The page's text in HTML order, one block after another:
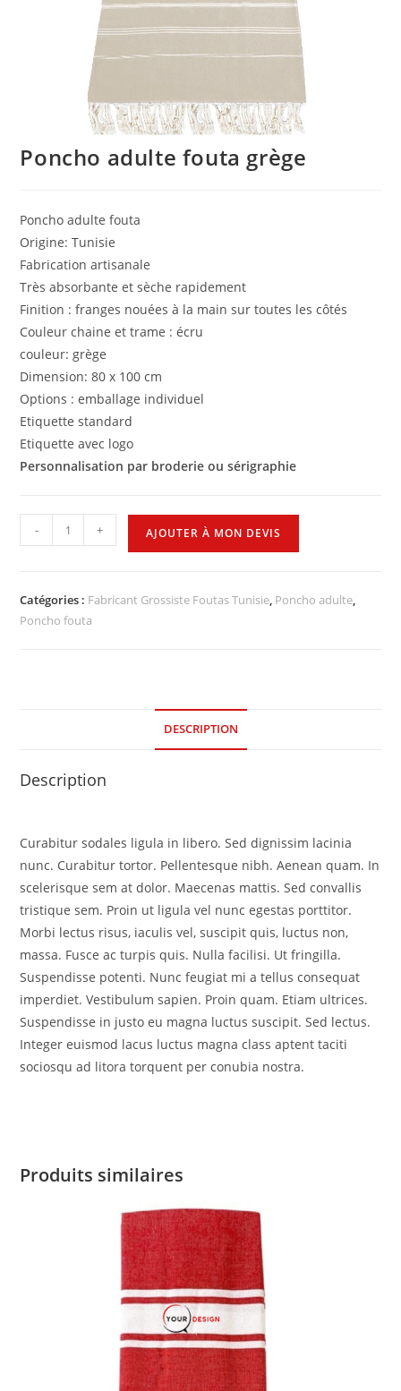
Poncho adulte fouta grège
Poncho adulte fouta
Origine: Tunisie
Fabrication artisanale
Très absorbante et sèche rapidement
Finition : franges nouées à la main sur toutes les côtés
Couleur chaine et trame : écru
couleur: grège
Dimension: 80 x 100 cm
Options : emballage individuel
Etiquette standard
Etiquette avec logo
Personnalisation par broderie ou sérigraphie
- + AJOUTER À MON DEVIS
Catégories : Fabricant Grossiste Foutas Tunisie, Poncho adulte,
Poncho fouta
DESCRIPTION
Description
Curabitur sodales ligula in libero. Sed dignissim lacinia
nunc. Curabitur tortor. Pellentesque nibh. Aenean quam. In
scelerisque sem at dolor. Maecenas mattis. Sed convallis
tristique sem. Proin ut ligula vel nunc egestas porttitor.
Morbi lectus risus, iaculis vel, suscipit quis, luctus non,
massa. Fusce ac turpis quis. Nulla facilisi. Ut fringilla.
Suspendisse potenti. Nunc feugiat mi a tellus consequat
imperdiet. Vestibulum sapien. Proin quam. Etiam ultrices.
Suspendisse in justo eu magna luctus suscipit. Sed lectus.
Integer euismod lacus luctus magna class aptent taciti
sociosqu ad litora torquent per conubia nostra.
Produits similaires